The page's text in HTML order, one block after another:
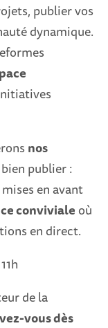
publier vos
dynamique.
nos
publier :
en avant
conviviale où
en direct.
de la
vous dès